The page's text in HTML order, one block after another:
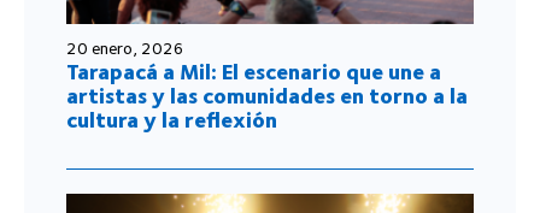
20 enero, 2026
Tarapacá a Mil: El escenario que une a
artistas y las comunidades en torno a la
cultura y la reflexión